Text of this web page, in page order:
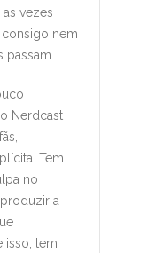
vezes
nem
Nerdcast
Tem
no
a
isso, tem